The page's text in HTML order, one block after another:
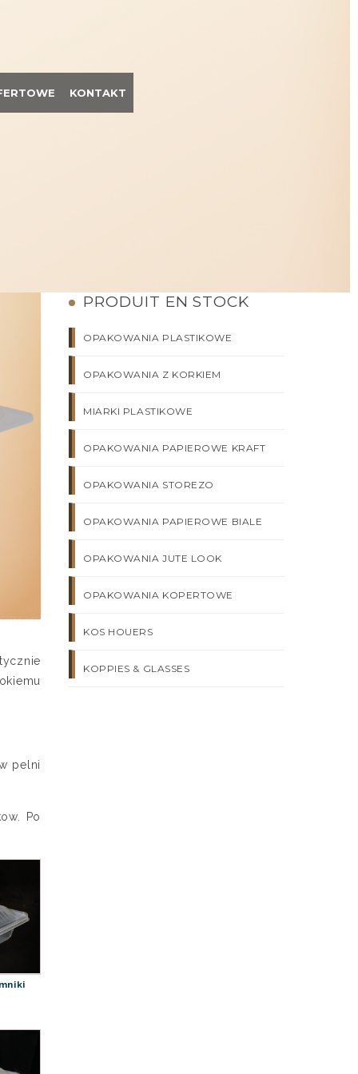
KONTAKT
pelni
Po
PRODUIT EN STOCK
OPAKOWANIA PLASTIKOWE
OPAKOWANIA Z KORKIEM
MIARKI PLASTIKOWE
OPAKOWANIA PAPIEROWE KRAFT
OPAKOWANIA STOREZO
OPAKOWANIA PAPIEROWE BIALE
OPAKOWANIA JUTE LOOK
OPAKOWANIA KOPERTOWE
KOS HOUERS
KOPPIES & GLASSES